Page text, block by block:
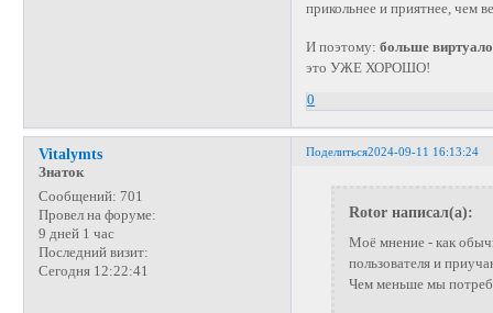
прикольнее и приятнее, чем
И поэтому:больше
это УЖЕ ХОРОШО!
0
Поделиться2024-09-11 16:13:24
Vitalymts
Знаток
Сообщений: 701
Провел на форуме:
9 дней 1 час
Последний визит:
Сегодня 12:22:41
Rotor написал(а):
Моё мнение - как
пользователя и
Чем меньше мы